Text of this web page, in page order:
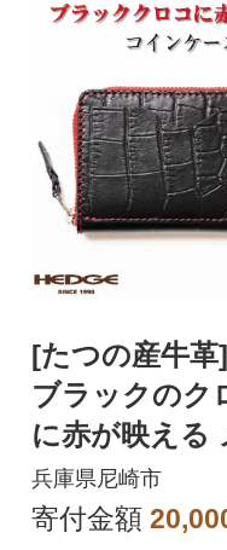
[たつの産牛革
ブラックのク
に赤が映える
コインケース
E
兵庫県尼崎市
寄付金額